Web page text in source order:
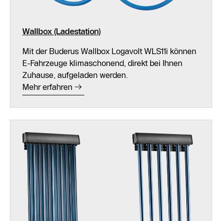
Wallbox (Ladestation)
Mit der Buderus Wallbox Logavolt WLS11i können
E-Fahrzeuge klimaschonend, direkt bei Ihnen
Zuhause, aufgeladen werden.
Mehr erfahren